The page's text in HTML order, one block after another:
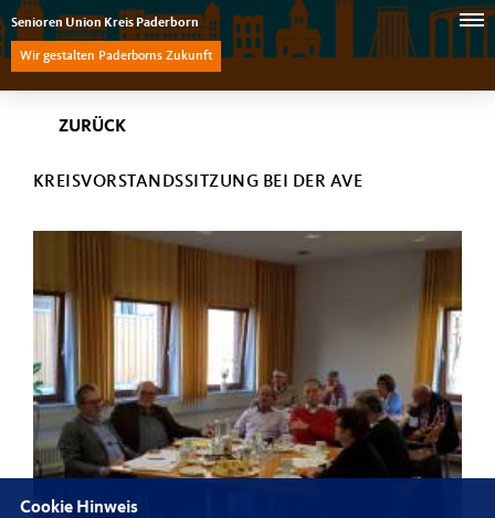
Senioren Union Kreis Paderborn
Wir gestalten Paderborns Zukunft
ZURÜCK
KREISVORSTANDSSITZUNG BEI DER AVE
Cookie Hinweis